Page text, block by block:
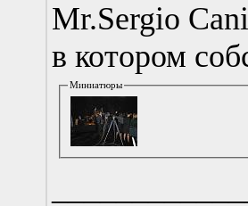
Mr.Sergio
в котором
Миниатюры